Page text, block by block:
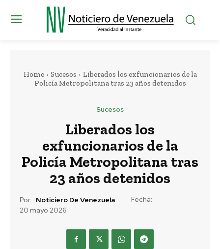
Home Sucesos
Liberados los exfuncionarios de la
Policía Metropolitana tras 23 años detenidos
Sucesos
Liberados los
exfuncionarios de la
Policía Metropolitana tras
23 años detenidos
Por: Noticiero De Venezuela
Fecha:
20 mayo 2026